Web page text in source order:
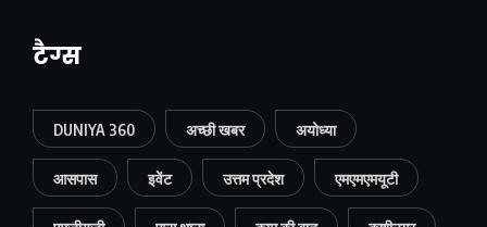
टैग्स
DUNIYA 360 अच्छी खबर अयोध्या
आसपास इवेंट उत्तम प्रदेश एमएमएमयूटी